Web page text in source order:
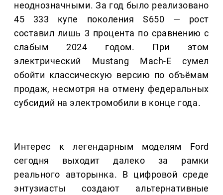
неоднозначными. За год было реализовано
45 333 купе поколения S650 — рост
составил лишь 3 процента по сравнению с
слабым 2024 годом. При этом
электрический Mustang Mach-E сумел
обойти классическую версию по объёмам
продаж, несмотря на отмену федеральных
субсидий на электромобили в конце года.
Интерес к легендарным моделям Ford
сегодня выходит далеко за рамки
реального авторынка. В цифровой среде
энтузиасты создают альтернативные